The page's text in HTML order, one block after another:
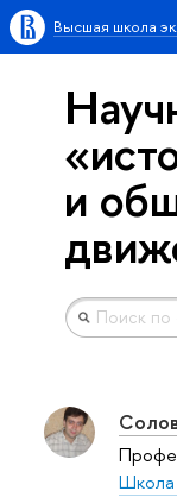
Высшая школа
и
Школа